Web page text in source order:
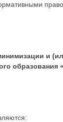
и
образования